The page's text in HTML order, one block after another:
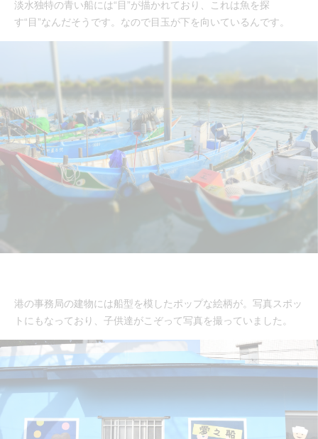
淡水独特の青い船には“目”が描かれており、これは魚を探
す“目”なんだそうです。なので目玉が下を向いているんです。
港の事務局の建物には船型を模したポップな絵柄が。写真スポッ
トにもなっており、子供達がこぞって写真を撮っていました。